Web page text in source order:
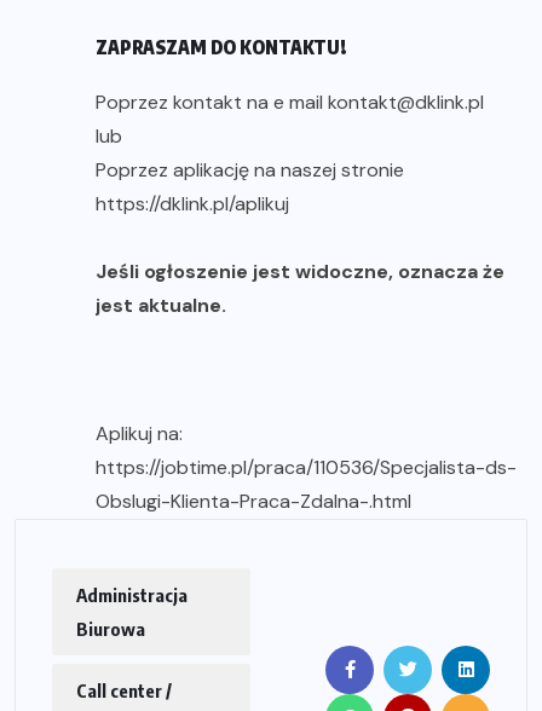
ZAPRASZAM DO KONTAKTU!
Poprzez kontakt na e mail kontakt@dklink.pl
lub
Poprzez aplikację na naszej stronie
https://dklink.pl/aplikuj
Jeśli ogłoszenie jest widoczne, oznacza że
jest aktualne.
Aplikuj na:
https://jobtime.pl/praca/110536/Specjalista-ds-
Obslugi-Klienta-Praca-Zdalna-.html
Administracja
Biurowa
Call center /